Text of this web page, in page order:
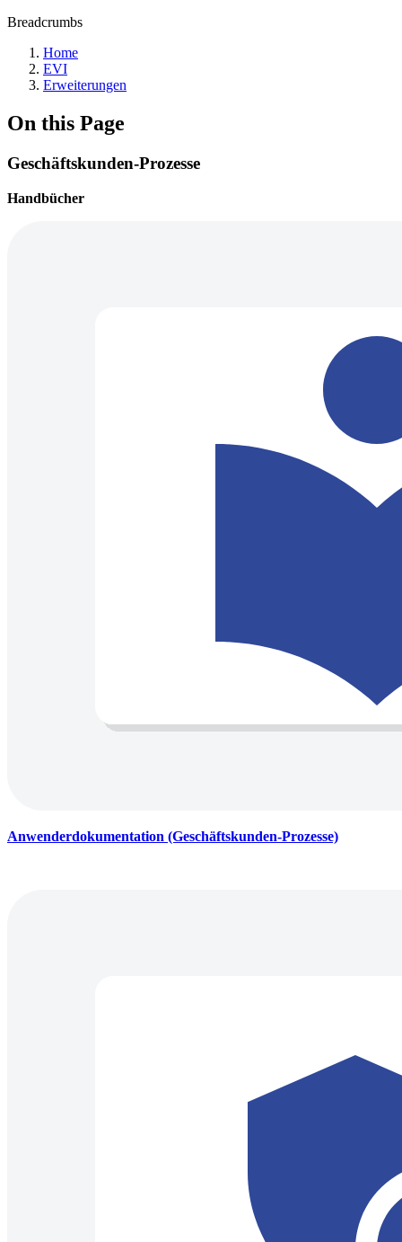
Breadcrumbs
Home
EVI
Erweiterungen
On this Page
Geschäftskunden-Prozesse
Handbücher
Anwenderdokumentation (Geschäftskunden-Prozesse)